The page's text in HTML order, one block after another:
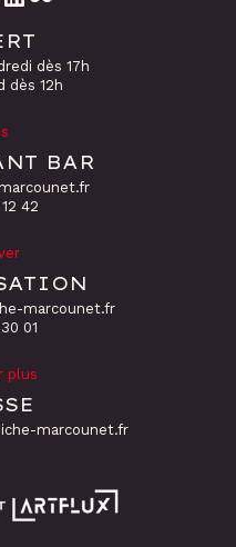
dès 17h
dès 12h
BAR
42
marcounet.fr
01
plus
marcounet.fr